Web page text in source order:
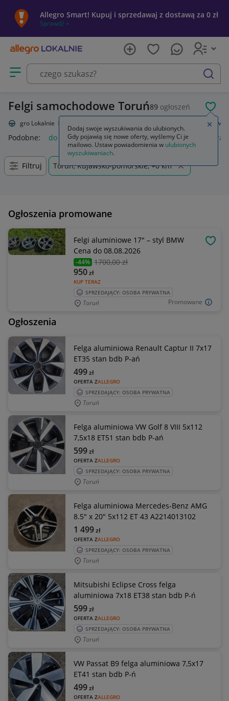
Allegro Smart! Kupuj i sprzedawaj z dostawą za 0 zł
Sprawdź »
Otwórz menu z kategoriami
szukaj
Felgi samochodowe Toruń89 ogłoszeń
Allegro Lokalnie Do samochodów
Podobne: do samochodów gaśnica samochodowa kamera
Filtruj Toruń, Kujawsko-pomorskie, +0 km
Ogłoszenia promowane
Promowane
Felgi aluminiowe 17" – styl BMW
Cena do 08.08.2026
-44% 1700,00 zł
KUP TERAZ
950zł
SPRZEDAJĄCY: OSOBA PRYWATNA
Toruń
Ogłoszenia
Felga aluminiowa Renault Captur II 7x17
ET35 stan bdb P-ań
OFERTA ZALLEGRO
499zł
SPRZEDAJĄCY: OSOBA PRYWATNA
Toruń
Felga aluminiowa VW Golf 8 VIII 5x112
7,5x18 ET51 stan bdb P-ań
OFERTA ZALLEGRO
599zł
SPRZEDAJĄCY: OSOBA PRYWATNA
Toruń
Felga aluminiowa Mercedes-Benz AMG
8.5" x 20" 5x112 ET 43 A2214013102
OFERTA ZALLEGRO
1 499zł
SPRZEDAJĄCY: OSOBA PRYWATNA
Toruń
Mitsubishi Eclipse Cross felga
aluminiowa 7x18 ET38 stan bdb P-ń
OFERTA ZALLEGRO
599zł
SPRZEDAJĄCY: OSOBA PRYWATNA
Toruń
VW Passat B9 felga aluminiowa 7,5x17
ET41 stan bdb P-ń
OFERTA ZALLEGRO
499zł
Dodaj swoje wyszukiwania do ulubionych.
Gdy pojawią się nowe oferty, wyślemy Ci je
mailowo. Ustaw powiadomienia w ulubionych
wyszukiwaniach.